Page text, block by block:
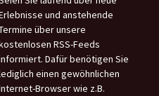
und anstehende
über unsere
RSS-Feeds
Dafür benötigen Sie
einen gewöhnlichen
Browser wie z.B.